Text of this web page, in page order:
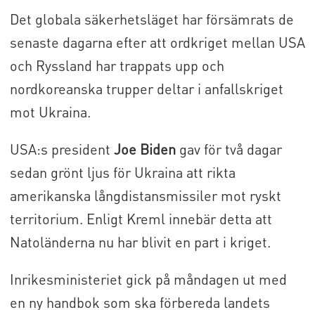
Det globala säkerhetsläget har försämrats de
senaste dagarna efter att ordkriget mellan USA
och Ryssland har trappats upp och
nordkoreanska trupper deltar i anfallskriget
mot Ukraina.
USA:s president Joe Bidengav för två dagar
sedan grönt ljus för Ukraina att rikta
amerikanska långdistansmissiler mot ryskt
territorium. Enligt Kreml innebär detta att
Natoländerna nu har blivit en part i kriget.
Inrikesministeriet gick på måndagen ut med
en ny handbok som ska förbereda landets